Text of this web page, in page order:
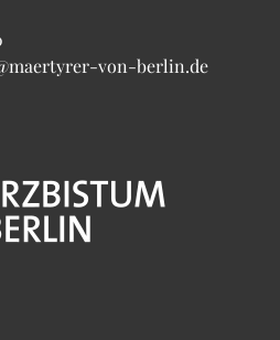
von-berlin.de